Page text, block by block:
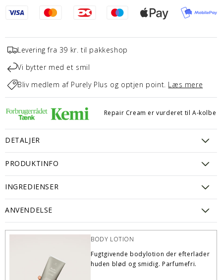
Levering fra 39 kr. til pakkeshop
Vi bytter med et smil
Bliv medlem af Purely Plus og optjen point. Læs mere
Repair Cream er vurderet til A-kolbe
DETALJER
PRODUKTINFO
INGREDIENSER
ANVENDELSE
BODY LOTION
Fugtgivende bodylotion der efterlader
huden blød og smidig. Parfumefri.